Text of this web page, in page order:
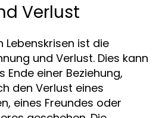
Verlust
Lebenskrisen ist die
und Verlust. Dies kann
einer Beziehung,
den Verlust eines
eines Freundes oder